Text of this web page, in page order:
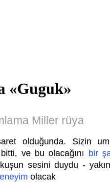
«Guguk»
Miller rüya
olduğunda. Sizin
ve bu olacağını
bir
sesini duydu -
olacak